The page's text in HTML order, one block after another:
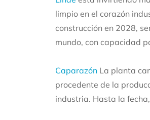
limpio en el corazón
construcción en 2028,
mundo, con capacidad
CaparazónLa planta
procedente de la
industria. Hasta la